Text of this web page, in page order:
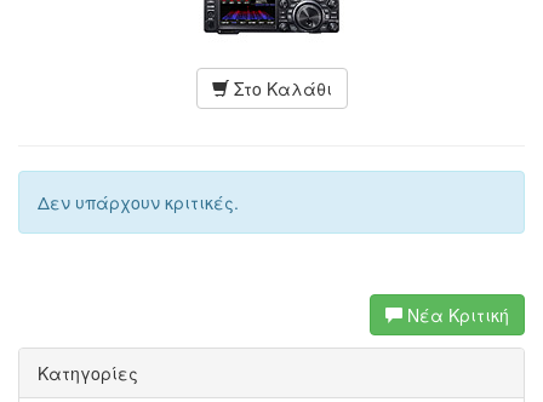
Στο Καλάθι
Δεν υπάρχουν κριτικές.
Νέα Κριτική
Κατηγορίες